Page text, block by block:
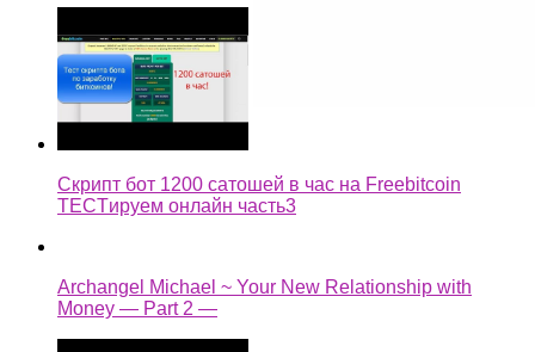
Скрипт бот 1200 сатошей в час на Freebitcoin
TECTируем онлайн часть3
Archangel Michael ~ Your New Relationship with
Money — Part 2 —